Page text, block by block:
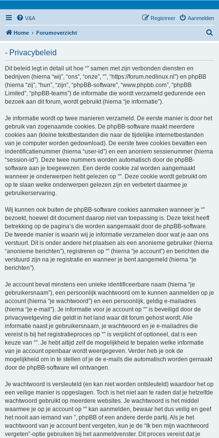
V&A Aanmelden
Registreer
Home Forumoverzicht
- Privacybeleid
Dit beleid legt in detail uit hoe “” samen met zijn verbonden diensten en
bedrijven (hierna “wij”, “ons”, “onze”, “”, “https://forum.nedlinux.nl”) en phpBB
(hierna “zij”, “hun”, “zijn”, “phpBB-software”, “www.phpbb.com”, “phpBB
Limited”, “phpBB-teams”) de informatie die wordt verzameld gedurende een
bezoek aan dit forum, wordt gebruikt (hierna “je informatie”).
Je informatie wordt op twee manieren verzameld. De eerste manier is door het
gebruik van zogenaamde cookies. De phpBB-software maakt meerdere
cookies aan (kleine tekstbestanden die naar de tijdelijke internetbestanden
van je computer worden gedownload). De eerste twee cookies bevatten een
indentificatienummer (hierna “user-id”) en een anoniem sessienummer (hierna
“session-id”). Deze twee nummers worden automatisch door de phpBB-
software aan je toegewezen. Een derde cookie zal worden aangemaakt
wanneer je onderwerpen hebt gelezen op “”. Deze cookie wordt gebruikt om
op te slaan welke onderwerpen gelezen zijn en verbetert daarmee je
gebruikerservaring.
Wij kunnen ook buiten de phpBB-software cookies aanmaken wanneer je “”
bezoekt, hoewel dit document daarop niet van toepassing is. Deze tekst heeft
betrekking op de pagina’s die worden aangemaakt door de phpBB-software.
De tweede manier is waarin wij je informatie verzamelen door wat je aan ons
verstuurt. Dit is onder andere het plaatsen als een anonieme gebruiker (hierna
“anonieme berichten”), registreren op “” (hierna “je account”) en berichten die
verstuurd zijn na je registratie en wanneer je bent aangemeld (hierna “je
berichten”).
Je account bevat minstens een unieke identificeerbare naam (hierna “je
gebruikersnaam”), een persoonlijk wachtwoord om te kunnen aanmelden op je
account (hierna “je wachtwoord”) en een persoonlijk, geldig e-mailadres
(hierna “je e-mail”). Je informatie voor je account op “” is beveiligd door de
privacywetgeving die geldt in het land waar dit forum gehost wordt. Alle
informatie naast je gebruikersnaam, je wachtwoord en je e-mailadres die
vereist is bij het registratieproces op “” is verplicht of optioneel, dat is een
keuze van “”. Je hebt altijd zelf de mogelijkheid te bepalen welke informatie
van je account openbaar wordt weergegeven. Verder heb je ook de
mogelijkheid om in te stellen of je de e-mails die automatisch worden gemaakt
door de phpBB-software wil ontvangen.
Je wachtwoord is versleuteld (en kan niet worden ontsleuteld) waardoor het op
een veilige manier is opgeslagen. Toch is het niet aan te raden dat je hetzelfde
wachtwoord gebruikt op meerdere websites. Je wachtwoord is het middel
waarmee je op je account op “” kan aanmelden, bewaar het dus veilig en geef
het nooit aan iemand van ”, phpBB of een andere derde partij. Als je het
wachtwoord van je account bent vergeten, kun je de “Ik ben mijn wachtwoord
vergeten”-optie gebruiken bij het aanmeldvenster. Dit proces vereist dat je